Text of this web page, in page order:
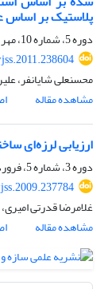
پلاستیک بر اساس
دوره 5، شماره 10، مهر 1390، صفحه
محسنعلی شایانفر،
مشاهده مقاله
ارزیابی لرزه‌ای
دوره 3، شماره 5، فروردین 1388، صفحه
غلامرضا قدرتی
مشاهده مقاله